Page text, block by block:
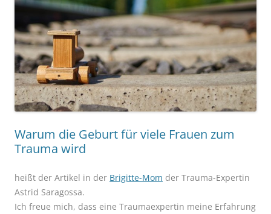
Warum die Geburt für viele Frauen zum
Trauma wird
heißt der Artikel in der Brigitte-Mom der Trauma-Expertin
Astrid Saragossa.
Ich freue mich, dass eine Traumaexpertin meine Erfahrung